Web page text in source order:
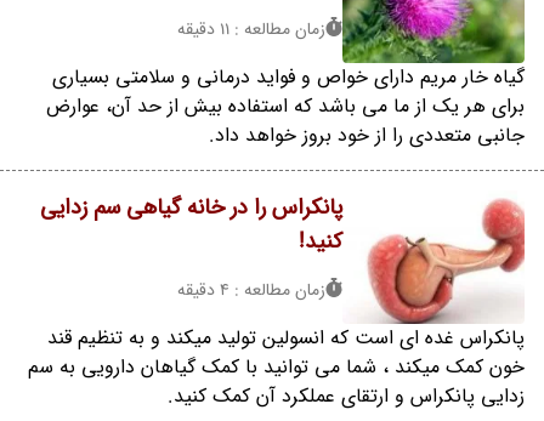
زمان مطالعه : 11 دقیقه
گیاه خار مریم دارای خواص و فواید درمانی و سلامتی بسیاری
برای هر یک از ما می باشد که استفاده بیش از حد آن، عوارض
جانبی متعددی را از خود بروز خواهد داد.
پانکراس را در خانه گیاهی سم زدایی
کنید!
زمان مطالعه : 4 دقیقه
پانکراس غده ای است که انسولین تولید میکند و به تنظیم قند
خون کمک میکند ، شما می توانید با کمک گیاهان دارویی به سم
زدایی پانکراس و ارتقای عملکرد آن کمک کنید.